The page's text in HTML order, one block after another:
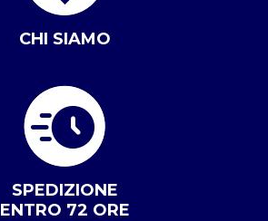
CHI SIAMO
SPEDIZIONE
ENTRO 72 ORE